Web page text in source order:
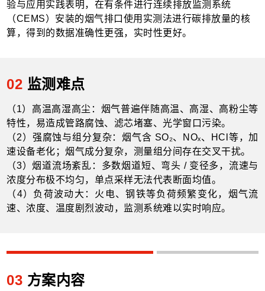
验与应用实践表明，在有条件进行连续排放监测系统
（CEMS）安装的烟气排口使用实测法进行碳排放量的核
算，得到的数据准确性更强，实时性更好。
02 监测难点
（1） 高温高湿高尘：烟气普遍伴随高温、高湿、高粉尘等
特性，易造成管路腐蚀、滤芯堵塞、光学窗口污染。
（2） 强腐蚀与组分复杂：烟气含 SO₂、 NOₓ、 HCl 等，加
速设备老化；烟气成分复杂， 测量组分间存在交叉干扰。
（3）烟道流场紊乱：多数烟道短、弯头 / 变径多，流速与
浓度分布极不均匀，单点采样无法代表断面均值。
（4）负荷波动大：火电、钢铁等负荷频繁变化，烟气流
速、浓度、温度剧烈波动，监测系统难以实时响应。
03 方案内容